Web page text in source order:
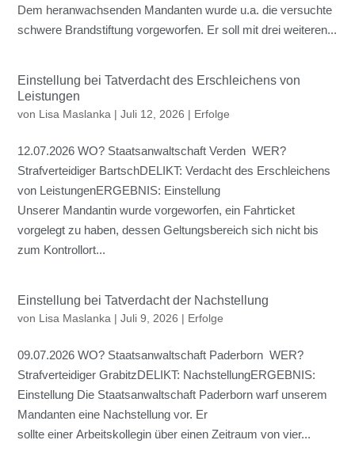
Dem heranwachsenden Mandanten wurde u.a. die versuchte
schwere Brandstiftung vorgeworfen. Er soll mit drei weiteren...
Einstellung bei Tatverdacht des Erschleichens von
Leistungen
von Lisa Maslanka |Juli 12, 2026 | Erfolge
12.07.2026 WO? Staatsanwaltschaft Verden WER?
Strafverteidiger BartschDELIKT: Verdacht des Erschleichens
von LeistungenERGEBNIS: Einstellung
Unserer Mandantin wurde vorgeworfen, ein Fahrticket
vorgelegt zu haben, dessen Geltungsbereich sich nicht bis
zum Kontrollort...
Einstellung bei Tatverdacht der Nachstellung
von Lisa Maslanka |Juli 9, 2026 | Erfolge
09.07.2026 WO? Staatsanwaltschaft Paderborn WER?
Strafverteidiger GrabitzDELIKT: NachstellungERGEBNIS:
Einstellung Die Staatsanwaltschaft Paderborn warf unserem
Mandanten eine Nachstellung vor. Er
sollte einer Arbeitskollegin über einen Zeitraum von vier...